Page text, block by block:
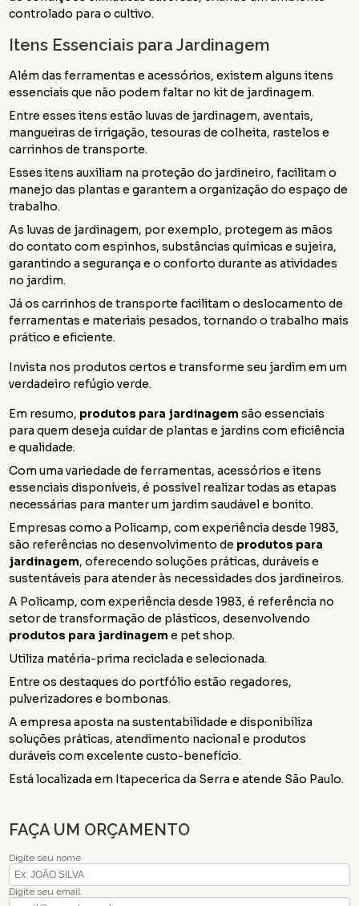
controlado para o cultivo.
Itens Essenciais para Jardinagem
Além das ferramentas e acessórios, existem alguns itens
essenciais que não podem faltar no kit de jardinagem.
Entre esses itens estão luvas de jardinagem, aventais,
mangueiras de irrigação, tesouras de colheita, rastelos e
carrinhos de transporte.
Esses itens auxiliam na proteção do jardineiro, facilitam o
manejo das plantas e garantem a organização do espaço de
trabalho.
As luvas de jardinagem, por exemplo, protegem as mãos
do contato com espinhos, substâncias químicas e sujeira,
garantindo a segurança e o conforto durante as atividades
no jardim.
Já os carrinhos de transporte facilitam o deslocamento de
ferramentas e materiais pesados, tornando o trabalho mais
prático e eficiente.
Invista nos produtos certos e transforme seu jardim em um
verdadeiro refúgio verde.
Em resumo, produtos para jardinagem são essenciais
para quem deseja cuidar de plantas e jardins com eficiência
e qualidade.
Com uma variedade de ferramentas, acessórios e itens
essenciais disponíveis, é possível realizar todas as etapas
necessárias para manter um jardim saudável e bonito.
Empresas como a Policamp, com experiência desde 1983,
são referências no desenvolvimento de produtos para
jardinagem, oferecendo soluções práticas, duráveis e
sustentáveis para atender às necessidades dos jardineiros.
A Policamp, com experiência desde 1983, é referência no
setor de transformação de plásticos, desenvolvendo
produtos para jardinagem e pet shop.
Utiliza matéria-prima reciclada e selecionada.
Entre os destaques do portfólio estão regadores,
pulverizadores e bombonas.
A empresa aposta na sustentabilidade e disponibiliza
soluções práticas, atendimento nacional e produtos
duráveis com excelente custo-benefício.
Está localizada em Itapecerica da Serra e atende São Paulo.
FAÇA UM ORÇAMENTO
Digite seu nome
Digite seu email